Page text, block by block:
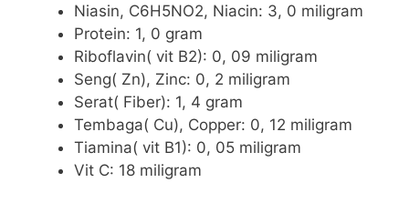
Niasin, C6H5NO2, Niacin: 3, 0 miligram
Protein: 1, 0 gram
Riboflavin( vit B2): 0, 09 miligram
Seng( Zn), Zinc: 0, 2 miligram
Serat( Fiber): 1, 4 gram
Tembaga( Cu), Copper: 0, 12 miligram
Tiamina( vit B1): 0, 05 miligram
Vit C: 18 miligram